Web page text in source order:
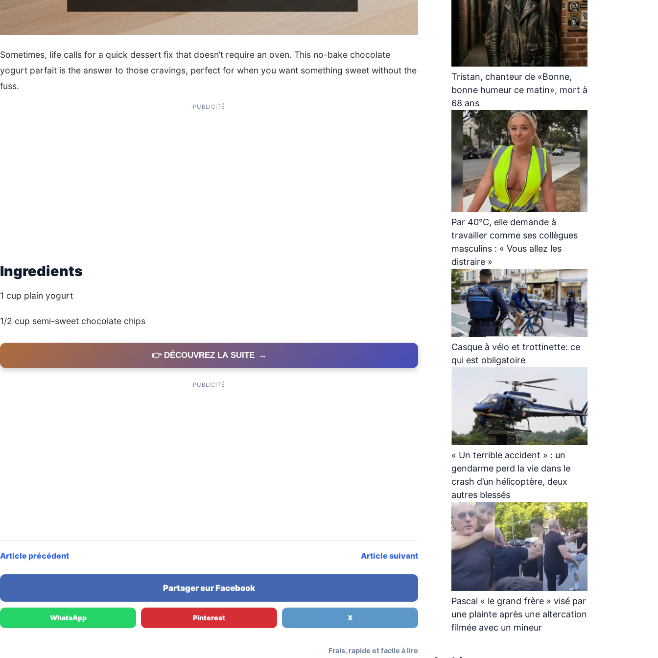
Sometimes, life calls for a quick dessert fix that doesn’t require an oven. This no-bake chocolate
yogurt parfait is the answer to those cravings, perfect for when you want something sweet without the
fuss.
PUBLICITÉ
Ingredients
1 cup plain yogurt
1/2 cup semi-sweet chocolate chips
👉 DÉCOUVREZ LA SUITE →
PUBLICITÉ
Article précédent Article suivant
Partager sur Facebook
WhatsApp Pinterest X
Frais, rapide et facile à lire
Tristan, chanteur de «Bonne,
bonne humeur ce matin», mort à
68 ans
Par 40°C, elle demande à
travailler comme ses collègues
masculins : « Vous allez les
distraire »
Casque à vélo et trottinette: ce
qui est obligatoire
« Un terrible accident » : un
gendarme perd la vie dans le
crash d’un hélicoptère, deux
autres blessés
Pascal « le grand frère » visé par
une plainte après une altercation
filmée avec un mineur